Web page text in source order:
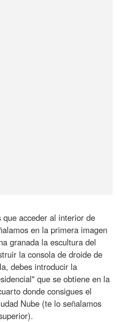
que acceder al interior de
en la primera imagen
granada la escultura del
la consola de droide de
debes introducir la
que se obtiene en la
donde consigues el
Nube (te lo señalamos